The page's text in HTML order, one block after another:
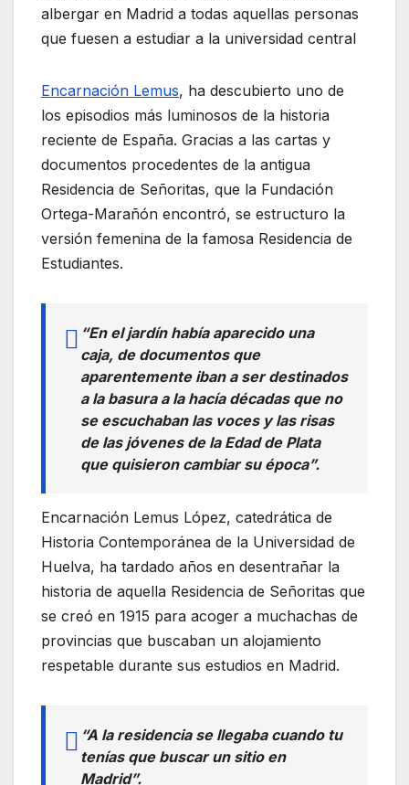
albergar en Madrid a todas aquellas personas
que fuesen a estudiar a la universidad central
Encarnación Lemus, ha descubierto uno de
los episodios más luminosos de la historia
reciente de España. Gracias a las cartas y
documentos procedentes de la antigua
Residencia de Señoritas, que la Fundación
Ortega-Marañón encontró, se estructuro la
versión femenina de la famosa Residencia de
Estudiantes.
“En el jardín había aparecido una
caja, de documentos que
aparentemente iban a ser destinados
a la basura a la hacía décadas que no
se escuchaban las voces y las risas
de las jóvenes de la Edad de Plata
que quisieron cambiar su época”.
Encarnación Lemus López, catedrática de
Historia Contemporánea de la Universidad de
Huelva, ha tardado años en desentrañar la
historia de aquella Residencia de Señoritas que
se creó en 1915 para acoger a muchachas de
provincias que buscaban un alojamiento
respetable durante sus estudios en Madrid.
“A la residencia se llegaba cuando tu
tenías que buscar un sitio en
Madrid”.